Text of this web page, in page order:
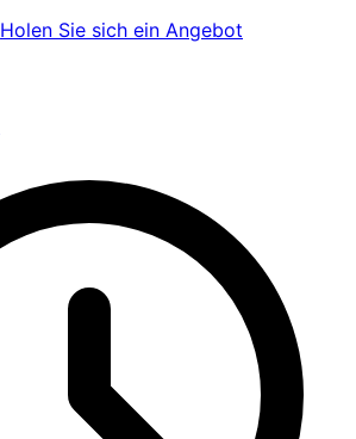
Holen Sie sich ein Angebot